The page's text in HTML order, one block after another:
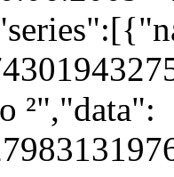
²","data":